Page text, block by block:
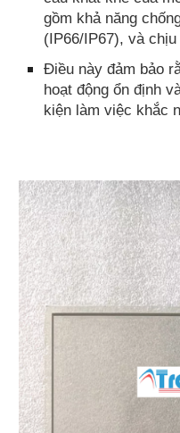
gồm khả năng
(IP66/IP67), và
Điều này đảm bảo
hoạt động ổn định
kiện làm việc khắc